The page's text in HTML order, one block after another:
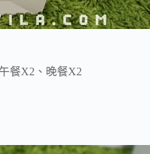
餐X2、晚餐X2